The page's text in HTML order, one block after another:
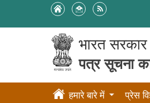
भारत सरकार
पत्र सूचना
हमारे बारे में प्रेस